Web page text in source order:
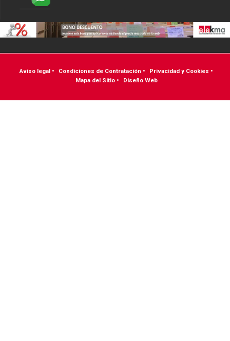
Aviso legal • Condiciones de Contratación • Privacidad y Cookies •
Mapa del Sitio• Diseño Web